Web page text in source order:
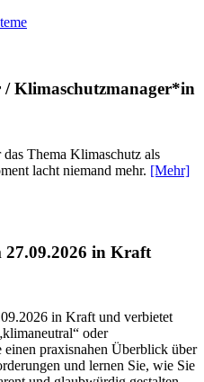
Klimaschutzmanager*in
Thema Klimaschutz als
lacht niemand mehr. [Mehr]
in Kraft
in Kraft und verbietet
oder
praxisnahen Überblick über
und lernen Sie, wie Sie